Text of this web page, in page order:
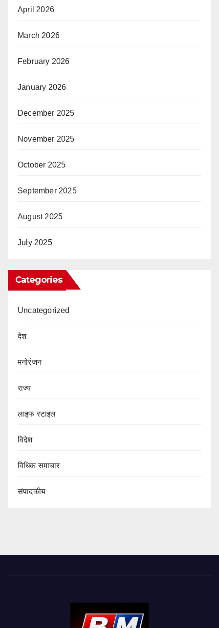
April 2026
March 2026
February 2026
January 2026
December 2025
November 2025
October 2025
September 2025
August 2025
July 2025
Categories
Uncategorized
देश
मनोरंजन
राज्य
लाइफ स्टाइल
विदेश
विधिक समाचार
संपादकीय